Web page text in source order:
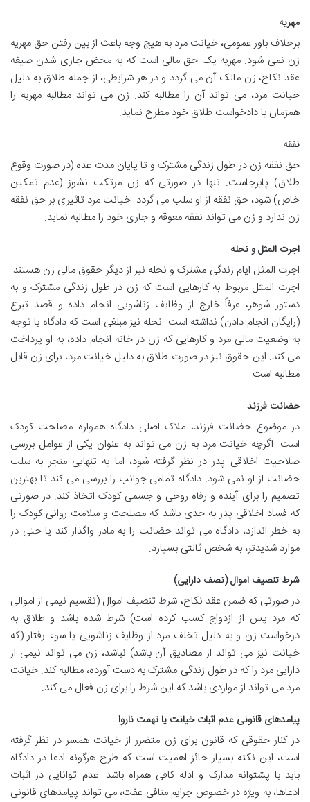
مهریه
برخلاف باور عمومی، خیانت مرد به هیچ وجه باعث از بین رفتن حق مهریه
زن نمی شود. مهریه یک حق مالی است که به محض جاری شدن صیغه
عقد نکاح، زن مالک آن می گردد و در هر شرایطی، از جمله طلاق به دلیل
خیانت مرد، می تواند آن را مطالبه کند. زن می تواند مطالبه مهریه را
همزمان با دادخواست طلاق خود مطرح نماید.
نفقه
حق نفقه زن در طول زندگی مشترک و تا پایان مدت عده (در صورت وقوع
طلاق) پابرجاست. تنها در صورتی که زن مرتکب نشوز (عدم تمکین
خاص) شود، حق نفقه از او سلب می گردد. خیانت مرد تاثیری بر حق نفقه
زن ندارد و زن می تواند نفقه معوقه و جاری خود را مطالبه نماید.
اجرت المثل و نحله
اجرت المثل ایام زندگی مشترک و نحله نیز از دیگر حقوق مالی زن هستند.
اجرت المثل مربوط به کارهایی است که زن در طول زندگی مشترک و به
دستور شوهر، عرفاً خارج از وظایف زناشویی انجام داده و قصد تبرع
(رایگان انجام دادن) نداشته است. نحله نیز مبلغی است که دادگاه با توجه
به وضعیت مالی مرد و کارهایی که زن در خانه انجام داده، به او پرداخت
می کند. این حقوق نیز در صورت طلاق به دلیل خیانت مرد، برای زن قابل
مطالبه است.
حضانت فرزند
در موضوع حضانت فرزند، ملاک اصلی دادگاه همواره مصلحت کودک
است. اگرچه خیانت مرد به زن می تواند به عنوان یکی از عوامل بررسی
صلاحیت اخلاقی پدر در نظر گرفته شود، اما به تنهایی منجر به سلب
حضانت از او نمی شود. دادگاه تمامی جوانب را بررسی می کند تا بهترین
تصمیم را برای آینده و رفاه روحی و جسمی کودک اتخاذ کند. در صورتی
که فساد اخلاقی پدر به حدی باشد که مصلحت و سلامت روانی کودک را
به خطر اندازد، دادگاه می تواند حضانت را به مادر واگذار کند یا حتی در
موارد شدیدتر، به شخص ثالثی بسپارد.
شرط تنصیف اموال (نصف دارایی)
در صورتی که ضمن عقد نکاح، شرط تنصیف اموال (تقسیم نیمی از اموالی
که مرد پس از ازدواج کسب کرده است) شرط شده باشد و طلاق به
درخواست زن و به دلیل تخلف مرد از وظایف زناشویی یا سوء رفتار (که
خیانت نیز می تواند از مصادیق آن باشد) نباشد، زن می تواند نیمی از
دارایی مرد را که در طول زندگی مشترک به دست آورده، مطالبه کند. خیانت
مرد می تواند از مواردی باشد که این شرط را برای زن فعال می کند.
پیامدهای قانونی عدم اثبات خیانت یا تهمت ناروا
در کنار حقوقی که قانون برای زن متضرر از خیانت همسر در نظر گرفته
است، این نکته بسیار حائز اهمیت است که طرح هرگونه ادعا در دادگاه
باید با پشتوانه مدارک و ادله کافی همراه باشد. عدم توانایی در اثبات
ادعاها، به ویژه در خصوص جرایم منافی عفت، می تواند پیامدهای قانونی